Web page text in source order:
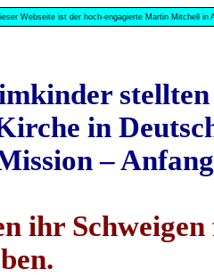
Webseite ist der hoch-engagierte Martin Mitchell
in
–
ihr